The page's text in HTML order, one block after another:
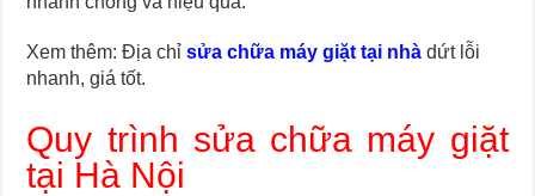
Xem thêm: Địa chỉsửa chữa máy giặt tại nhà dứt lỗi
nhanh, giá tốt.
Quy trình sửa chữa máy giặt
tại Hà Nội